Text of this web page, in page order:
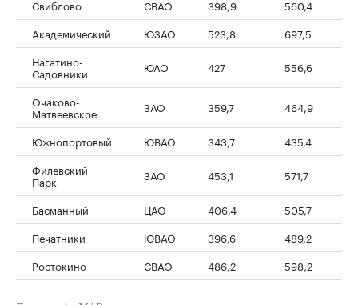
Свиблово
СВАО 398,9
560,4
Академический
ЮЗАО 523,8
697,5
Нагатино-
Садовники ЮАО 427 556,6
Очаково-
Матвеевское ЗАО 359,7 464,9
Южнопортовый ЮВАО 343,7
435,4
Филевский
Парк ЗАО 453,1 571,7
Басманный ЦАО 406,4
505,7
Печатники
ЮВАО 396,6
489,2
Ростокино
СВАО 486,2 598,2